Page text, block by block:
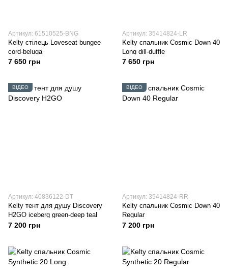
Артикул: 61510525-BNG
Kelty стілець Loveseat bungee
cord-beluga
7 650 грн
Артикул: 35414824-LR
Kelty спальник Cosmic Down 40
Long dill-duffle
7 650 грн
ВІДЕО
Артикул: 40836122-DT
Kelty тент для душу Discovery
H2GO iceberg green-deep teal
7 200 грн
ВІДЕО
Артикул: 35414824-RR
Kelty спальник Cosmic Down 40
Regular
7 200 грн